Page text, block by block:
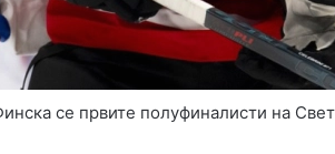
се првите полуфиналисти на